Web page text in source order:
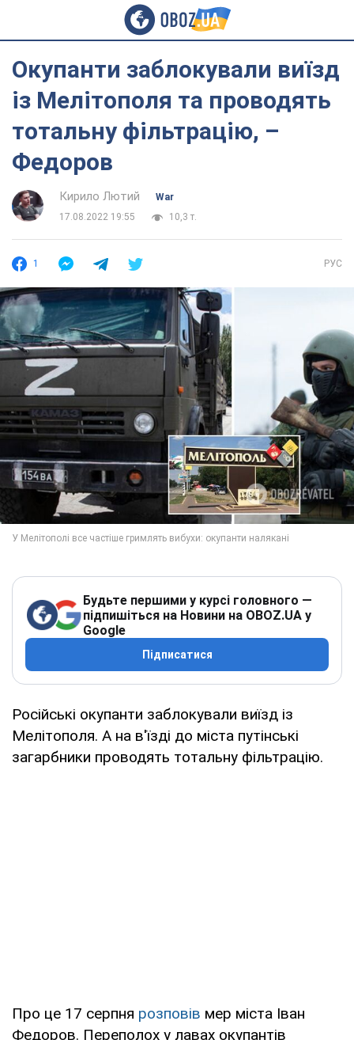
Окупанти заблокували виїзд
із Мелітополя та проводять
тотальну фільтрацію, –
Федоров
Кирило Лютий
War
17.08.2022 19:55
10,3 т.
1 РУС
Будьте першими у курсі головного —
підпишіться на Новини на OBOZ.UA у
Google
Підписатися
Російські окупанти заблокували виїзд із
Мелітополя. А на в'їзді до міста путінські
загарбники проводять тотальну фільтрацію.
Про це 17 серпня розповів мер міста Іван
Федоров. Переполох у лавах окупантів